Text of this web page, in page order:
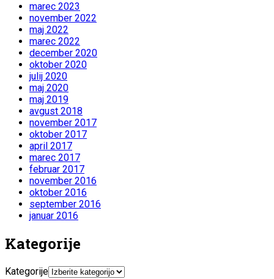
marec 2023
november 2022
maj 2022
marec 2022
december 2020
oktober 2020
julij 2020
maj 2020
maj 2019
avgust 2018
november 2017
oktober 2017
april 2017
marec 2017
februar 2017
november 2016
oktober 2016
september 2016
januar 2016
Kategorije
Kategorije